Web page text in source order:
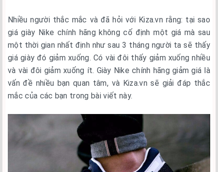
Nhiều người thắc mắc và đã hỏi với Kiza.vn rằng: tại sao
giá giày Nike chính hãng không cố định một giá mà sau
một thời gian nhất định như sau 3 tháng người ta sẽ thấy
giá giày đó giảm xuống. Có vài đôi thấy giảm xuống nhiều
và vài đôi giảm xuống ít. Giày Nike chính hãng giảm giá là
vấn đề nhiều bạn quan tâm, và Kiza.vn sẽ giải đáp thắc
mắc của các bạn trong bài viết này.